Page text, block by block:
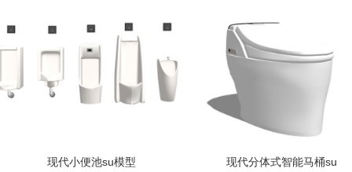
现代小便池su模型 现代分体式智能马桶su